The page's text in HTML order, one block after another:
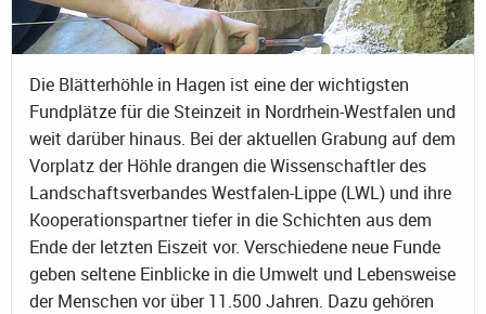
Die Blätterhöhle in Hagen ist eine der wichtigsten
Fundplätze für die Steinzeit in Nordrhein-Westfalen und
weit darüber hinaus. Bei der aktuellen Grabung auf dem
Vorplatz der Höhle drangen die Wissenschaftler des
Landschaftsverbandes Westfalen-Lippe (LWL) und ihre
Kooperationspartner tiefer in die Schichten aus dem
Ende der letzten Eiszeit vor. Verschiedene neue Funde
geben seltene Einblicke in die Umwelt und Lebensweise
der Menschen vor über 11.500 Jahren. Dazu gehören